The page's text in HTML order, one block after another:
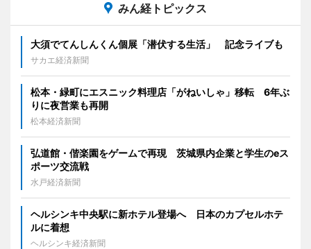
みん経トピックス
大須でてんしんくん個展「潜伏する生活」 記念ライブも
サカエ経済新聞
松本・緑町にエスニック料理店「がねいしゃ」移転 6年ぶ
りに夜営業も再開
松本経済新聞
弘道館・偕楽園をゲームで再現 茨城県内企業と学生のeス
ポーツ交流戦
水戸経済新聞
ヘルシンキ中央駅に新ホテル登場へ 日本のカプセルホテ
ルに着想
ヘルシンキ経済新聞